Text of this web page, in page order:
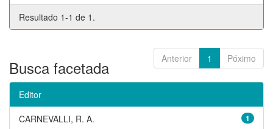
Resultado 1-1 de 1.
Anterior 1 Póximo
Busca facetada
Editor
1
CARNEVALLI, R. A.